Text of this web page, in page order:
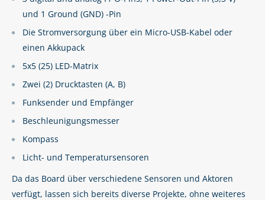
und 1 Ground (GND) -Pin
Die Stromversorgung über ein Micro-USB-Kabel oder
einen Akkupack
5x5 (25) LED-Matrix
Zwei (2) Drucktasten (A, B)
Funksender und Empfänger
Beschleunigungsmesser
Kompass
Licht- und Temperatursensoren
Da das Board über verschiedene Sensoren und Aktoren
verfügt, lassen sich bereits diverse Projekte, ohne weiteres